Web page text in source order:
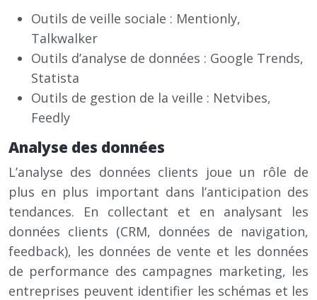
Outils de veille sociale : Mentionly,
Talkwalker
Outils d’analyse de données : Google Trends,
Statista
Outils de gestion de la veille : Netvibes,
Feedly
Analyse des données
L’analyse des données clients joue un rôle de
plus en plus important dans l’anticipation des
tendances. En collectant et en analysant les
données clients (CRM, données de navigation,
feedback), les données de vente et les données
de performance des campagnes marketing, les
entreprises peuvent identifier les schémas et les